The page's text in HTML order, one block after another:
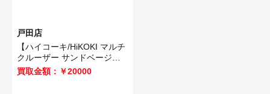
戸田店
【ハイコーキ/HiKOKI マルチ
クルーザー サンドベージュ 3
段セット】志木市のお客様か
ら買取させて頂きました！
買取金額：￥20000